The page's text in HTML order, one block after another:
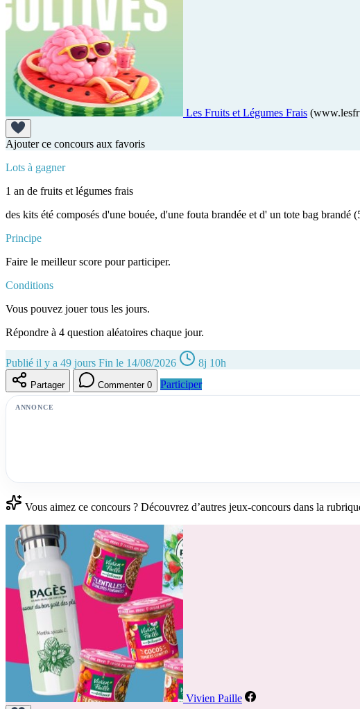
Les Fruits et Légumes Frais
Ajouter ce concours aux favoris
Lots à gagner
1 an de fruits et légumes frais
des kits été composés d'une bouée, d'une fouta brandée et d' un tote bag brandé
Principe
Faire le meilleur score pour participer.
Conditions
Vous pouvez jouer tous les jours.
Répondre à 4 question aléatoires chaque jour.
Publié il y a 49 jours Fin le 14/08/2026 8j 10h
Partager Commenter 0 Participer
ANNONCE
Vous aimez ce concours ? Découvrez d’autres jeux-concours dans la
Vivien Paille